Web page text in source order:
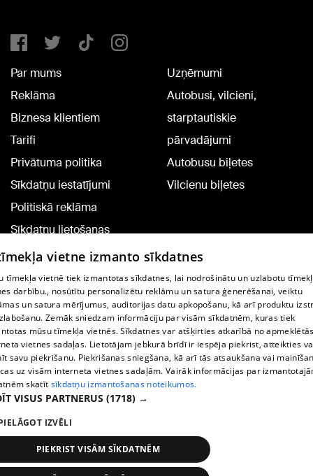
Par mums
Reklāma
Biznesa klientiem
Tarifi
Privātuma politika
Sīkdatņu iestatījumi
Politiskā reklāma
Sīkdatņu lietošanas
noteikumi
Komentāru pievienošana
Uzņēmumi
Autobusi, vilcieni,
starptautiskie
pārvadājumi
Autobusu biļetes
Vilcienu biļetes
TV programma
Līguma noteikumi
360 Ziņu kontakti
Helio Media
Portāla palīdzības dienests: e-pasts -
All rights reserved.
vietne izmanto sīkdatnes
tīmekļa vietnē tiek izmantotas sīkdatnes, lai nodrošinātu un uzlabotu
darbību., nosūtītu personalizētu reklāmu un satura ģenerēšanai, veiktu
un satura mērījumus, auditorijas datu apkopošanu, kā arī produktu
Zemāk sniedzam informāciju par visām sīkdatnēm, kuras tiek
mūsu tīmekļa vietnēs. Sīkdatnes var atšķirties atkarībā no
vietnes sadaļas. Lietotājam jebkurā brīdī ir iespēja piekrist, atteikties
savu piekrišanu. Piekrišanas sniegšana, kā arī tās atsaukšana vai
uz visām interneta vietnes sadaļām. Vairāk informācijas par
skatīt sīkdatņu izmantošanas noteikumos.
VISUS PARTNERUS (1718) →
IZVĒLI
PIEKRIST VISĀM SĪKDATNĒM